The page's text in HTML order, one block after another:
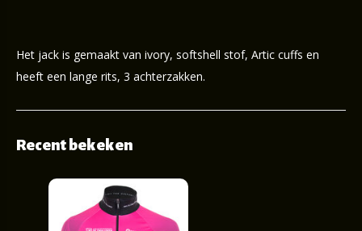
Het jack is gemaakt van ivory, softshell stof, Artic cuffs en
heeft een lange rits, 3 achterzakken.
Recent bekeken